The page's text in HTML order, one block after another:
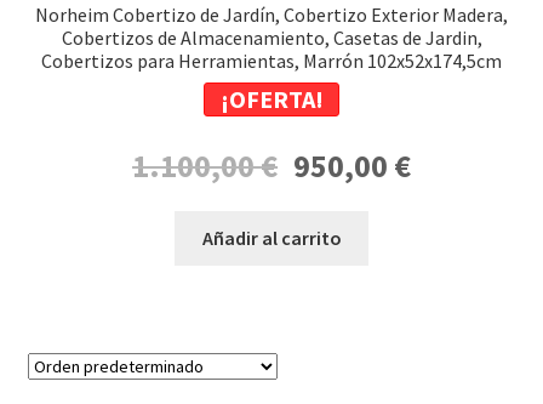
Norheim Cobertizo de Jardín, Cobertizo Exterior Madera,
Cobertizos de Almacenamiento, Casetas de Jardin,
Cobertizos para Herramientas, Marrón 102x52x174,5cm
¡OFERTA!
1.100,00€
El
precio
era:
950,00 €El
Añadir al carrito